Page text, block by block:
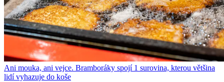
Ani mouka, ani vejce. Bramboráky spojí 1 surovina, kterou většina
lidí vyhazuje do koše